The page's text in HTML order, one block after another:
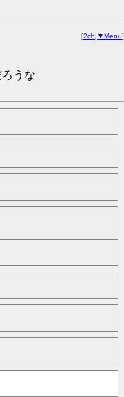
[2ch| ▼Menu]
うな